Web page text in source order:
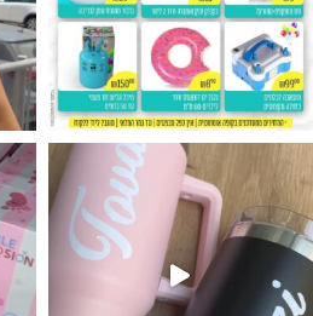
מטף לגילוי מין העובר חזר למלא